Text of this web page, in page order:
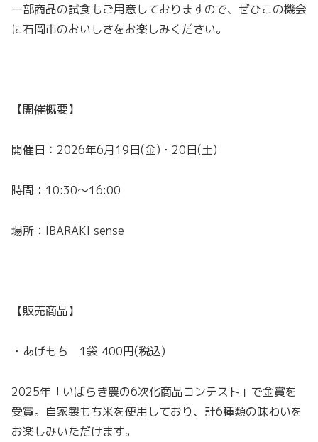
一部商品の試食もご用意しておりますので、ぜひこの機会
に石岡市のおいしさをお楽しみください。
【開催概要】
開催日：2026年6月19日(金)・20日(土)
時間：10:30〜16:00
場所：IBARAKI sense
【販売商品】
・あげもち 1袋 400円(税込)
2025年「いばらき農の6次化商品コンテスト」で金賞を
受賞。自家製もち米を使用しており、計6種類の味わいを
お楽しみいただけます。